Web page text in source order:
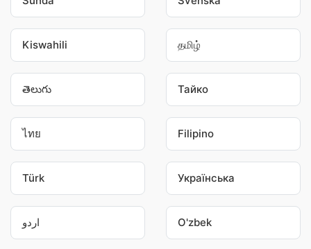
Kiswahili தமிழ்
తెలుగు Тайко
ไทย Filipino
Türk Українська
اردو O'zbek